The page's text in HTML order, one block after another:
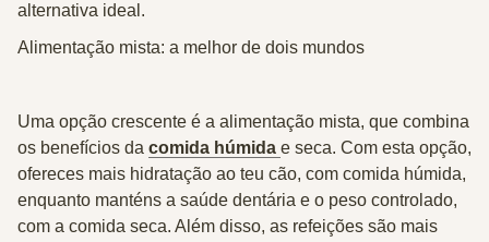
alternativa ideal.
Alimentação mista: a melhor de dois mundos
Uma opção crescente é a alimentação mista, que combina
os benefícios da comida húmida e seca. Com esta opção,
ofereces mais hidratação ao teu cão, com comida húmida,
enquanto manténs a saúde dentária e o peso controlado,
com a comida seca. Além disso, as refeições são mais